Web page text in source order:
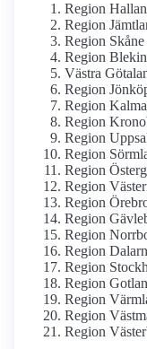
Region
Region
Region
Region
Västra
Region
Region
Region
Region
Region
Region
Region
Region
Region
Region
Region
Region
Region
Region
Region
Region